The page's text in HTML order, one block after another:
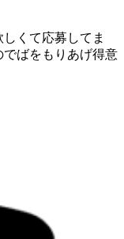
くて応募してま
ばをもりあげ得意